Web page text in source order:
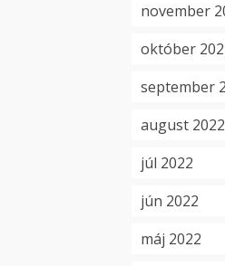
november
október
september
august 2022
júl 2022
jún 2022
máj 2022